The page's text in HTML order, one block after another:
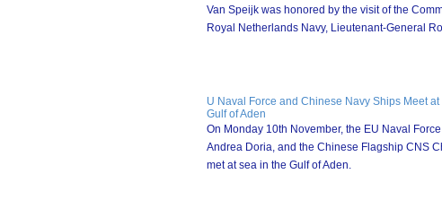
Van Speijk was honored by the visit of the
Royal Netherlands Navy, Lieutenant-General
U Naval Force and Chinese Navy Ships Meet at
Gulf of Aden
On Monday 10th November, the EU Naval
Andrea Doria, and the Chinese Flagship CNS
met at sea in the Gulf of Aden.